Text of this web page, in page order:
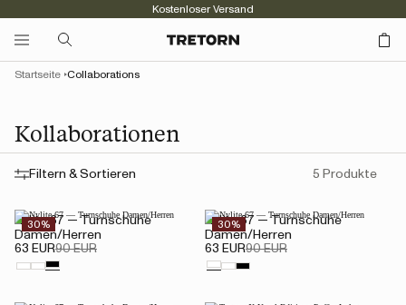
Kostenloser Versand
Kollaborationen
Startseite Collaborations
Filtern & Sortieren 5 Produkte
30%
Nylite 67 — Turnschuhe
Damen/Herren
63 EUR90 EUR
30%
Nylite 67 — Turnschuhe
Damen/Herren
63 EUR90 EUR